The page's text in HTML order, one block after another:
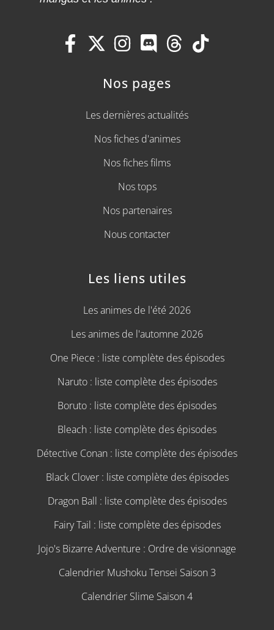
Nos pages
Les dernières actualités
Nos fiches d'animes
Nos fiches films
Nos tops
Nos partenaires
Nous contacter
Les liens utiles
Les animes de l'été 2026
Les animes de l'automne 2026
One Piece : liste complète des épisodes
Naruto : liste complète des épisodes
Boruto : liste complète des épisodes
Bleach : liste complète des épisodes
Détective Conan : liste complète des épisodes
Black Clover : liste complète des épisodes
Dragon Ball : liste complète des épisodes
Fairy Tail : liste complète des épisodes
Jojo's Bizarre Adventure : Ordre de visionnage
Calendrier Mushoku Tensei Saison 3
Calendrier Slime Saison 4